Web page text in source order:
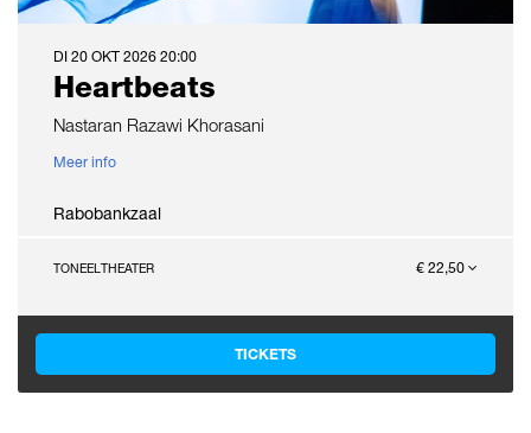
Heartbeats
Nastaran Razawi Khorasani
DI 20 OKT 2026 20:00
Meer info
Rabobankzaal
TONEEL THEATER € 22,50
TICKETS